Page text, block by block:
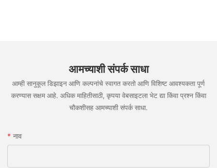
आमच्याशी संपर्क साधा
आम्ही सानुकूल डिझाइन आणि कल्पनांचे स्वागत करतो आणि विशिष्ट आवश्यकता पूर्ण
करण्यास सक्षम आहे. अधिक माहितीसाठी, कृपया वेबसाइटला भेट द्या किंवा प्रश्न किंवा
चौकशीसह आमच्याशी संपर्क साधा.
नाव